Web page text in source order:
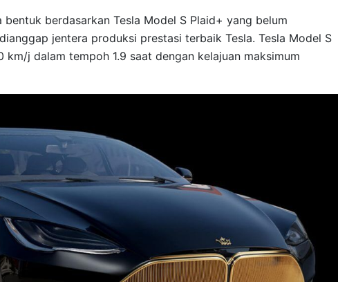
berdasarkan Tesla Model S Plaid+ yang belum
jentera produksi prestasi terbaik Tesla. Tesla Model S
km/j dalam tempoh 1.9 saat dengan kelajuan maksimum